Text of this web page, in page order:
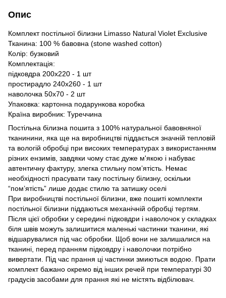
Опис
Комплект постільної білизни Limasso Natural Violet Exclusive
Тканина: 100 % бавовна (stone washed cotton)
Колір: бузковий
Комплектація:
підковдра 200х220 - 1 шт
простирадло 240х260 - 1 шт
наволочка 50х70 - 2 шт
Упаковка: картонна подарункова коробка
Країна виробник: Туреччина
Постільна білизна пошита з 100% натуральної бавовняної
тканинини, яка ще на виробництві піддається значній тепловій
та вологій обробці при високих температурах з використанням
різних ензимів, завдяки чому стає дуже м'якою і набуває
автентичну фактуру, злегка стильну пом’ятість. Немає
необхідності прасувати таку постільну білизну, оскільки
“пом’ятість” лише додає стилю та затишку оселі
При виробництві постільної білизни, вже пошиті комплекти
постільної білизни піддаються механічній обробці тертям.
Після цієї обробки у середині підковдри і наволочок у складках
біля швів можуть залишитися маленькі частинки тканини, які
відшарувалися під час обробки. Щоб вони не залишалися на
тканині, перед пранням підковдру і наволочки потрібно
вивертати. Під час прання ці частинки змиються водою. Прати
комплект бажано окремо від інших речей при температурі 30
градусів засобами для прання які не містять відбілювач.